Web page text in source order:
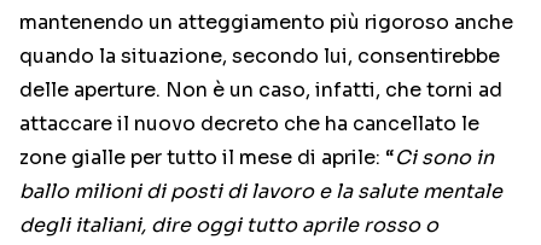
mantenendo un atteggiamento più rigoroso anche
quando la situazione, secondo lui, consentirebbe
delle aperture. Non è un caso, infatti, che torni ad
attaccare il nuovo decreto che ha cancellato le
zone gialle per tutto il mese di aprile: “Ci sono in
ballo milioni di posti di lavoro e la salute mentale
degli italiani, dire oggi tutto aprile rosso o